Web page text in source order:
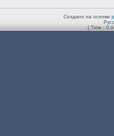
Создано на основе
[ Time :